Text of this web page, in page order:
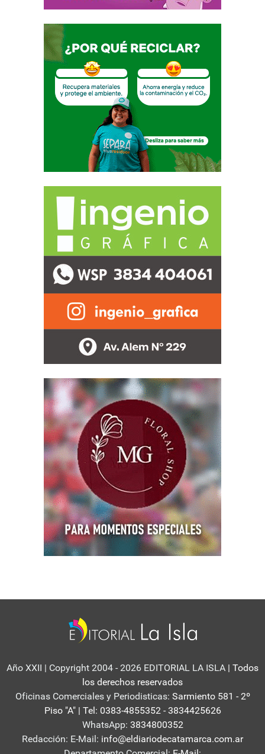
Año XXII | Copyright 2004 - 2026 EDITORIAL LA ISLA | Todos
los derechos reservados
Oficinas Comerciales y Periodisticas: Sarmiento 581 - 2º
Piso "A" | Tel: 0383-4855352 - 3834425626
WhatsApp: 3834800352
Redacción: E-Mail: info@eldiariodecatamarca.com.ar